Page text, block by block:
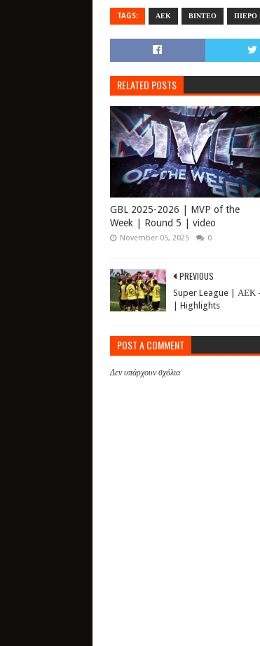
TAGS: ΑΕΚ ΒΙΝΤΕΟ ΠΙΕΡΟ
RELATED POSTS
GBL 2025-2026 | MVP of the
Week | Round 5 | video
November 05, 2025 0
PREVIOUS
Super League | ΑΕΚ -
| Highlights
POST A COMMENT
Δεν υπάρχουν σχόλια